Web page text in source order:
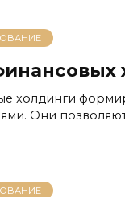
холдинги
Они